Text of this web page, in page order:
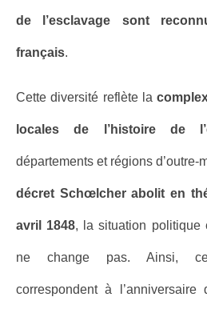
de l’esclavage sont
français.
Cette diversité reflète la
locales de l’histoire de
départements et régions d’outre-
décret Schœlcher abolit en
avril 1848, la situation politique
ne change pas. Ainsi,
correspondent à